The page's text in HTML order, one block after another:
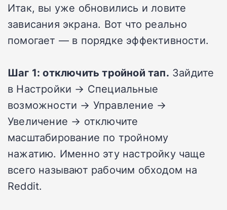
Итак, вы уже обновились и ловите
зависания экрана. Вот что реально
помогает — в порядке эффективности.
Шаг 1: отключить тройной тап. Зайдите
в Настройки → Специальные
возможности → Управление →
Увеличение → отключите
масштабирование по тройному
нажатию. Именно эту настройку чаще
всего называют рабочим обходом на
Reddit.